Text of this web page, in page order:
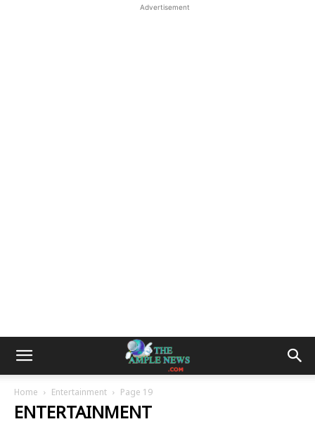
Advertisement
Home Entertainment Page 19
ENTERTAINMENT